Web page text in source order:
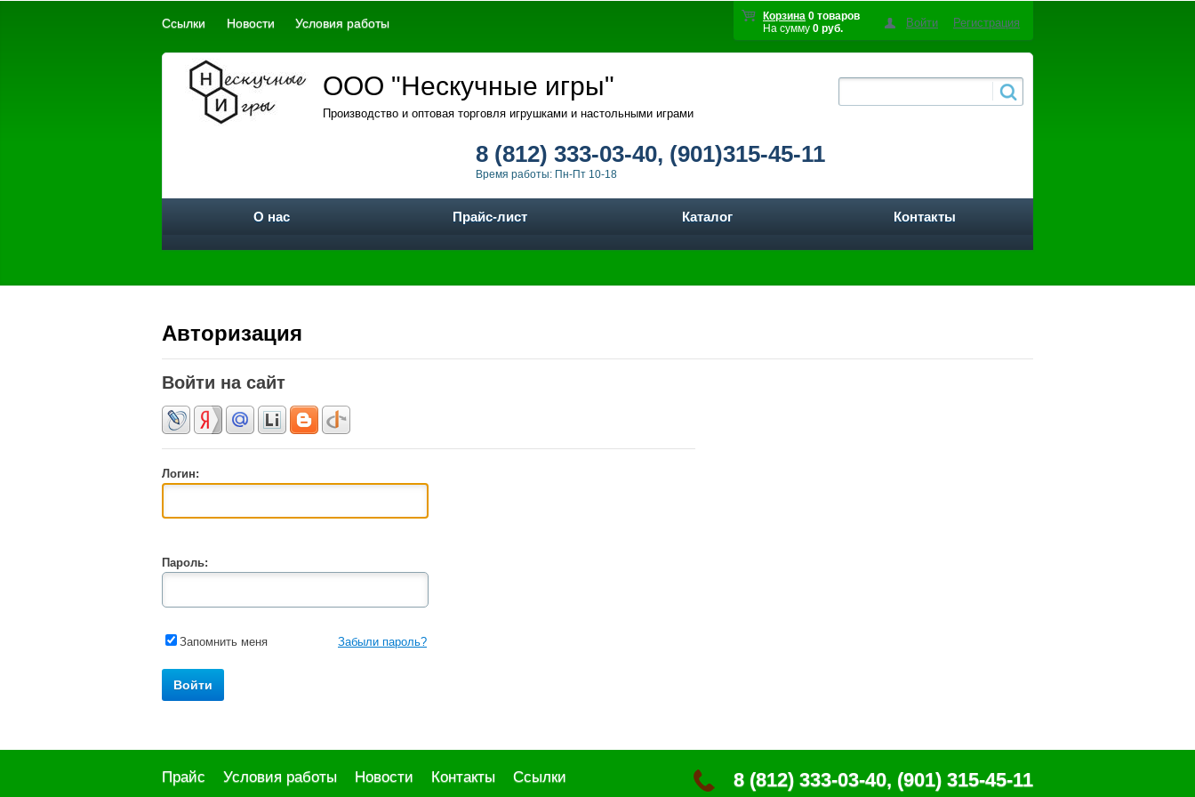
Корзина 0 товаров
На сумму 0 руб. Войти Регистрация
Ссылки Новости Условия работы
ООО "Нескучные игры"
Производство и оптовая торговля игрушками и настольными играми
8 (812) 333-03-40, (901)315-45-11
Время работы: Пн-Пт 10-18
О нас Прайс-лист Каталог Контакты
Авторизация
Войти на сайт
Логин:
Пароль:
Запомнить меня Забыли пароль?
8 (812) 333-03-40, (901) 315-45-11
Прайс Условия работы Новости Контакты Ссылки